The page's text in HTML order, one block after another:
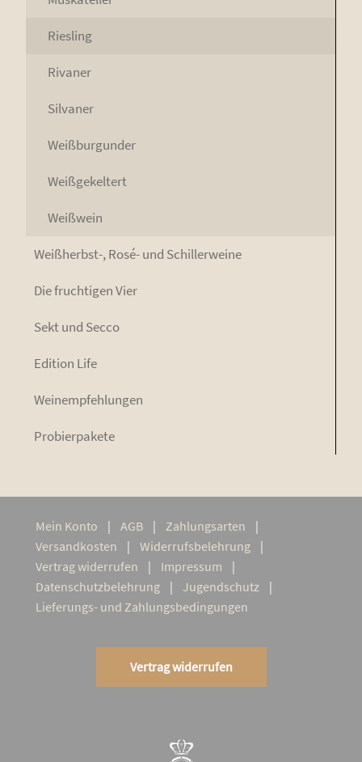
Ries­ling
Riva­ner
Sil­va­ner
Weiß­bur­gun­der
Weiß­ge­kel­tert
Weiß­wein
Weiß­herbst-, Rosé- und Schillerweine
Die fruch­ti­gen Vier
Sekt und Secco
Edi­ti­on Life
Wein­emp­feh­lun­gen
Pro­bier­pa­ke­te
Mein Kon­to AGB
Zah­lungs­ar­ten
Ver­sand­kos­ten
Wider­rufs­be­leh­rung
Ver­trag widerrufen
Impres­sum
Daten­schutz­be­leh­rung
Jugend­schutz
Lie­­fe­rungs- und Zahlungsbedingungen
Vertrag widerrufen